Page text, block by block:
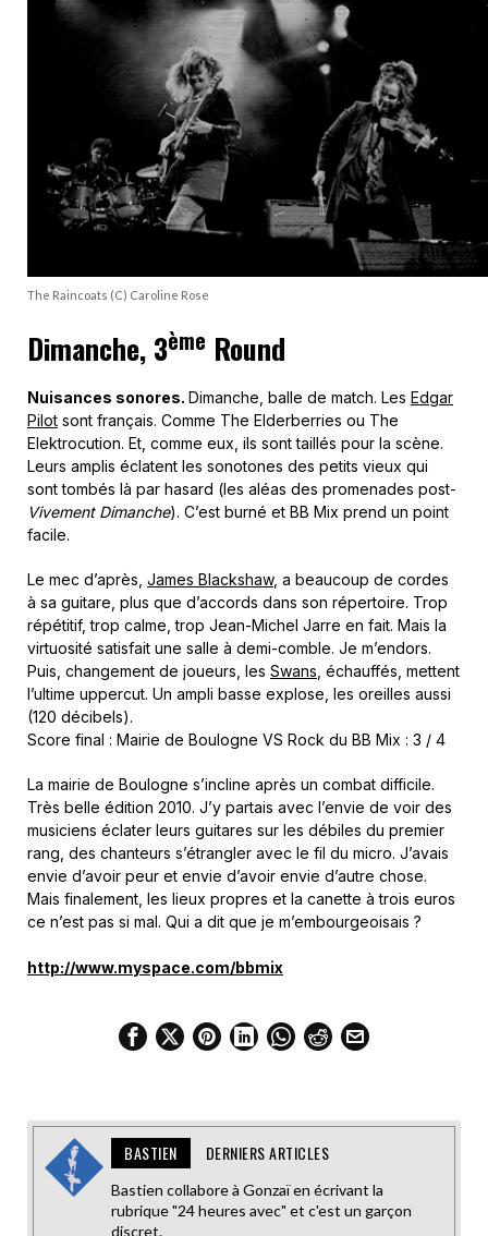
The Raincoats (C) Caroline Rose
Dimanche, 3ème Round
Nuisances sonores. Dimanche, balle de match. Les Edgar
Pilot sont français. Comme The Elderberries ou The
Elektrocution. Et, comme eux, ils sont taillés pour la scène.
Leurs amplis éclatent les sonotones des petits vieux qui
sont tombés là par hasard (les aléas des promenades post-
Vivement Dimanche). C’est burné et BB Mix prend un point
facile.
Le mec d’après, James Blackshaw, a beaucoup de cordes
à sa guitare, plus que d’accords dans son répertoire. Trop
répétitif, trop calme, trop Jean-Michel Jarre en fait. Mais la
virtuosité satisfait une salle à demi-comble. Je m’endors.
Puis, changement de joueurs, les Swans , échauffés, mettent
l’ultime uppercut. Un ampli basse explose, les oreilles aussi
(120 décibels).
Score final : Mairie de Boulogne VS Rock du BB Mix : 3 / 4
La mairie de Boulogne s’incline après un combat difficile.
Très belle édition 2010. J’y partais avec l’envie de voir des
musiciens éclater leurs guitares sur les débiles du premier
rang, des chanteurs s’étrangler avec le fil du micro. J’avais
envie d’avoir peur et envie d’avoir envie d’autre chose.
Mais finalement, les lieux propres et la canette à trois euros
ce n’est pas si mal. Qui a dit que je m’embourgeoisais ?
http://www.myspace.com/bbmix
BASTIEN DERNIERS ARTICLES
Bastien collabore à Gonzaï en écrivant la
rubrique "24 heures avec" et c'est un garçon
discret.